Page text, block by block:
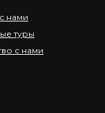
нами
туры
с нами